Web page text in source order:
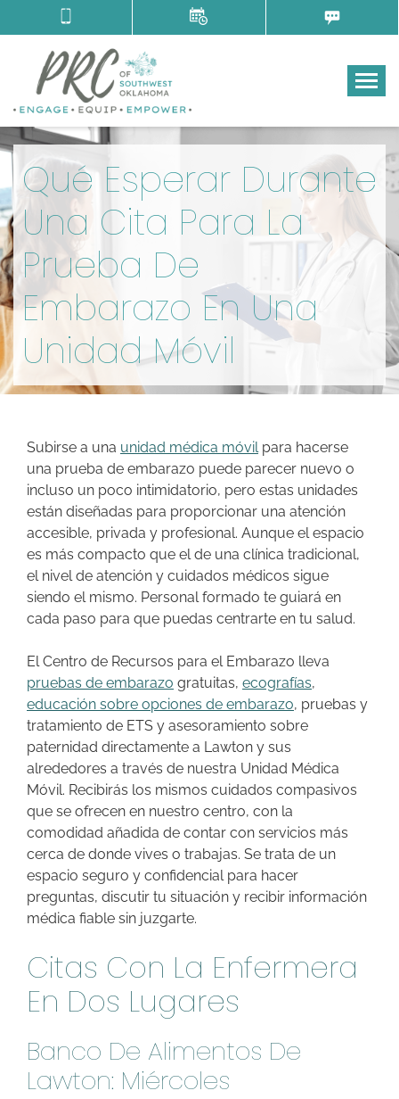
Qué Esperar Durante
Una Cita Para La
Prueba De
Embarazo En Una
Unidad Móvil
Subirse a una unidad médica móvil para hacerse
una prueba de embarazo puede parecer nuevo o
incluso un poco intimidatorio, pero estas unidades
están diseñadas para proporcionar una atención
accesible, privada y profesional. Aunque el espacio
es más compacto que el de una clínica tradicional,
el nivel de atención y cuidados médicos sigue
siendo el mismo. Personal formado te guiará en
cada paso para que puedas centrarte en tu salud.
El Centro de Recursos para el Embarazo lleva
pruebas de embarazo gratuitas, ecografías,
educación sobre opciones de embarazo, pruebas y
tratamiento de ETS y asesoramiento sobre
paternidad directamente a Lawton y sus
alrededores a través de nuestra Unidad Médica
Móvil. Recibirás los mismos cuidados compasivos
que se ofrecen en nuestro centro, con la
comodidad añadida de contar con servicios más
cerca de donde vives o trabajas. Se trata de un
espacio seguro y confidencial para hacer
preguntas, discutir tu situación y recibir información
médica fiable sin juzgarte.
Citas Con La Enfermera
En Dos Lugares
Banco De Alimentos De
Lawton: Miércoles